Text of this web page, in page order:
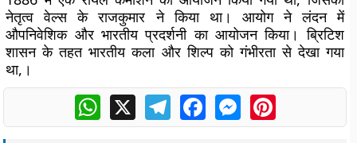
नेतृत्व वेल्स के राजकुमार ने किया था। आयोग ने लंदन में
औपनिवेशिक और भारतीय प्रदर्शनी का आयोजन किया। ब्रिटिश
शासन के तहत भारतीय कला और शिल्प को गंभीरता से देखा गया
था,।
WhatsApp
X TelegramFacebookMessengerPinterest